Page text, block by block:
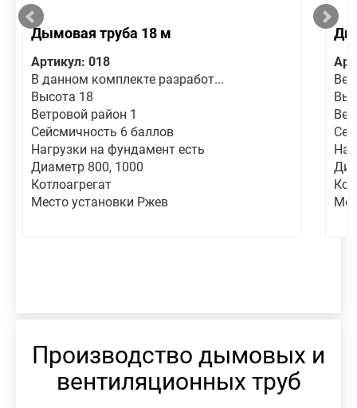
Дымовая труба 18 м
Артикул: 018
В данном комплекте разработ...
Высота 18
Ветровой район 1
Сейсмичность 6 баллов
Нагрузки на фундамент есть
Диаметр 800, 1000
Котлоагрегат
Место установки Ржев
Производство дымовых и
вентиляционных труб